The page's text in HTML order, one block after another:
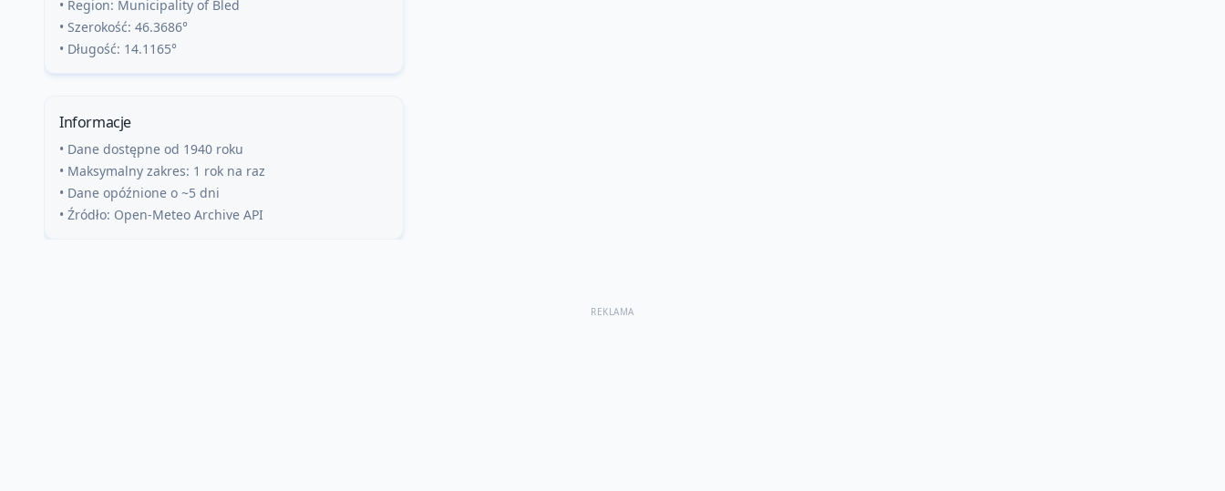
• Region: Municipality of Bled
• Szerokość: 46.3686°
• Długość: 14.1165°
Informacje
• Dane dostępne od 1940 roku
• Maksymalny zakres: 1 rok na raz
• Dane opóźnione o ~5 dni
• Źródło: Open-Meteo Archive API
REKLAMA